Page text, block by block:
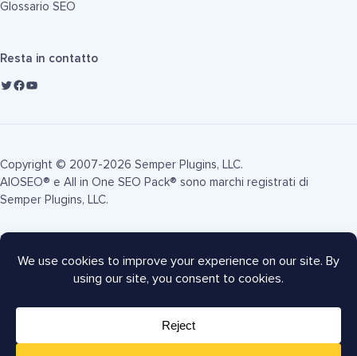
Glossario SEO
Resta in contatto
Copyright © 2007-2026 Semper Plugins, LLC.
AIOSEO® e All in One SEO Pack® sono marchi registrati di
Semper Plugins, LLC.
Termini di Servizio
Mappa del sito
Coupon AIOSEO